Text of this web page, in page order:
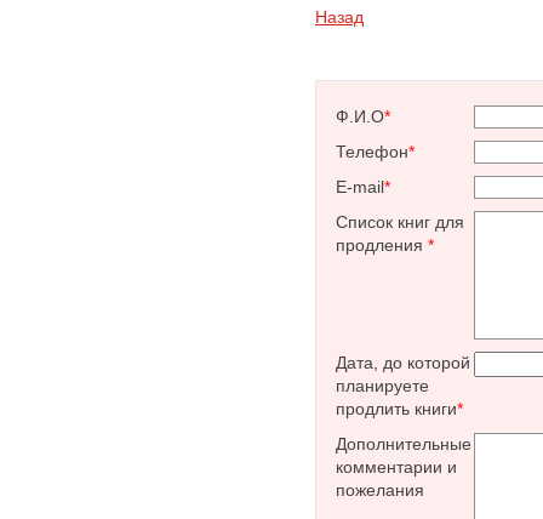
Назад
Ф.И.О*
Телефон*
E-mail*
Список книг для
продления *
Дата, до которой
планируете
продлить книги*
Дополнительные
комментарии и
пожелания